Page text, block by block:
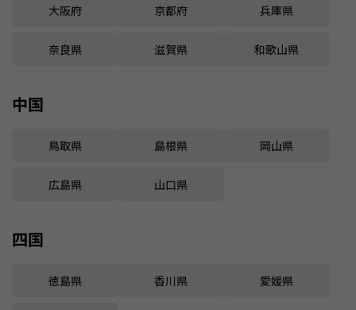
大阪府 京都府 兵庫県
奈良県 滋賀県 和歌山県
中国
鳥取県 島根県 岡山県
広島県 山口県
四国
徳島県 香川県 愛媛県